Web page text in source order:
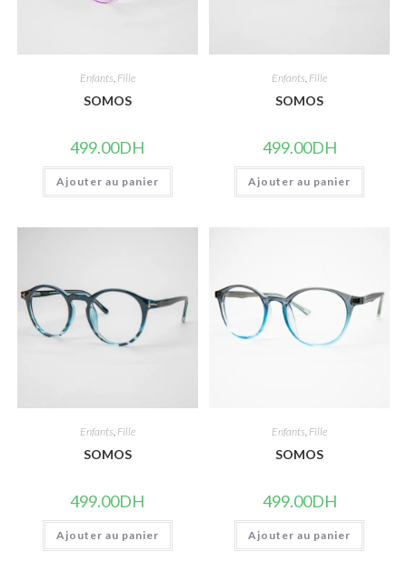
Enfants, Fille
SOMOS
499.00DH
Ajouter au panier
Enfants, Fille
SOMOS
499.00DH
Ajouter au panier
Enfants, Fille
SOMOS
499.00DH
Ajouter au panier
Enfants, Fille
SOMOS
499.00DH
Ajouter au panier